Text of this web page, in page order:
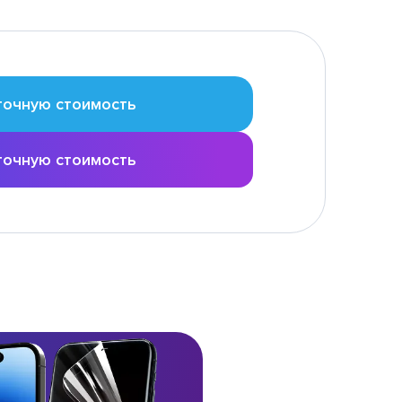
стоимость
стоимость